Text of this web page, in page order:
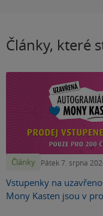
Články, které
Články Pátek 7. srpna
Vstupenky na
Mony Kasten jsou v